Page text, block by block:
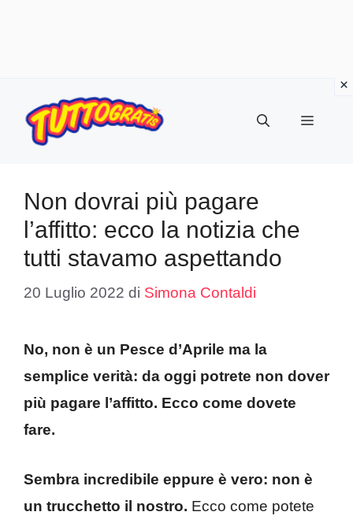
contenuto
Menu
Non dovrai più pagare
l’affitto: ecco la notizia che
tutti stavamo aspettando
20 Luglio 2022 di Simona Contaldi
No, non è un Pesce d’Aprile ma la
semplice verità: da oggi potrete non dover
più pagare l’affitto. Ecco come dovete
fare.
Sembra incredibile eppure è vero: non è
un trucchetto il nostro. Ecco come potete